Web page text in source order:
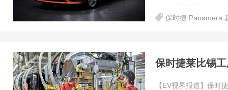
保时捷 Panamera
保时捷莱比锡
【EV视界报道】保时